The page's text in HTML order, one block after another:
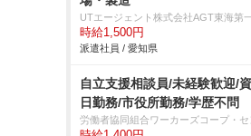
UTエージェント株式会社AGT東海第
時給1,500円
派遣社員 / 愛知県
自立支援相談員/未経験歓迎/
日勤務/市役所勤務/学歴不問
労働者協同組合ワーカーズコープ・